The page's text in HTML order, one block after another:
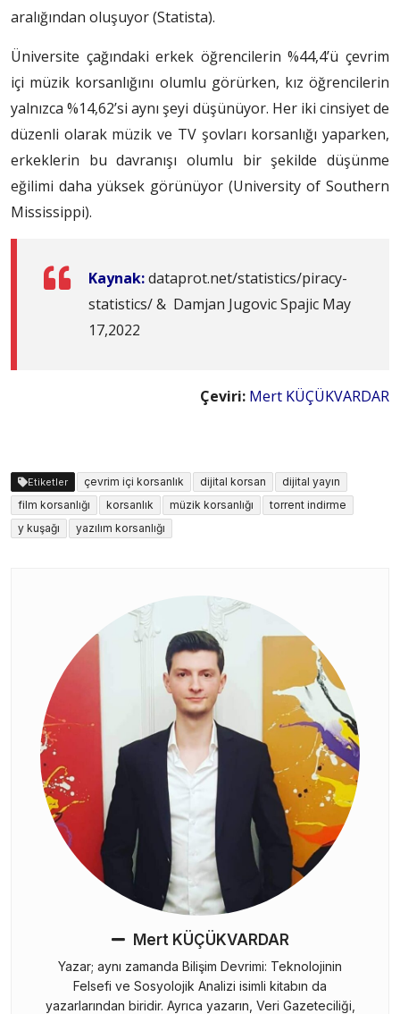
aralığından oluşuyor (Statista).
Üniversite çağındaki erkek öğrencilerin %44,4’ü çevrim
içi müzik korsanlığını olumlu görürken, kız öğrencilerin
yalnızca %14,62’si aynı şeyi düşünüyor. Her iki cinsiyet de
düzenli olarak müzik ve TV şovları korsanlığı yaparken,
erkeklerin bu davranışı olumlu bir şekilde düşünme
eğilimi daha yüksek görünüyor (University of Southern
Mississippi).
Kaynak:dataprot.net/statistics/piracy-
statistics/ & Damjan Jugovic Spajic May
17,2022
Çeviri: Mert KÜÇÜKVARDAR
Etiketler çevrim içi korsanlık dijital korsan
dijital yayın
film korsanlığı
korsanlık müzik korsanlığı
torrent indirme
y kuşağı
yazılım korsanlığı
Mert KÜÇÜKVARDAR
Yazar; aynı zamanda Bilişim Devrimi: Teknolojinin
Felsefi ve Sosyolojik Analizi isimli kitabın da
yazarlarından biridir. Ayrıca yazarın, Veri Gazeteciliği,